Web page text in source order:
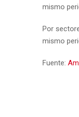
mismo
Por
mismo
Fuente: